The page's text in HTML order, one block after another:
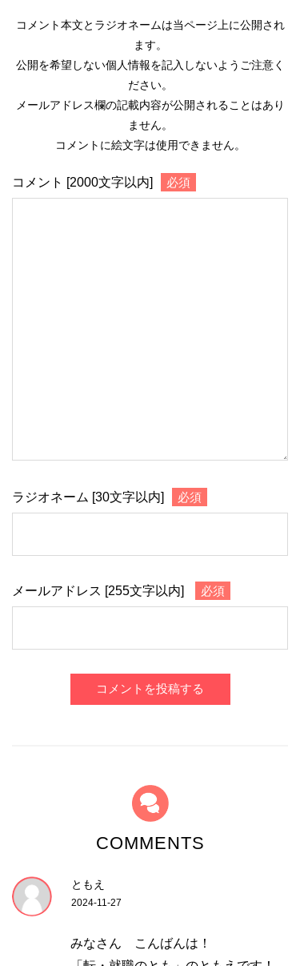
コメント本文とラジオネームは当ページ上に公開され
ます。
公開を希望しない個人情報を記入しないようご注意く
ださい。
メールアドレス欄の記載内容が公開されることはあり
ません。
コメントに絵文字は使用できません。
コメント [2000文字以内] 必須
ラジオネーム [30文字以内] 必須
メールアドレス [255文字以内] 必須
コメントを投稿する
COMMENTS
ともえ
2024-11-27
みなさん こんばんは！